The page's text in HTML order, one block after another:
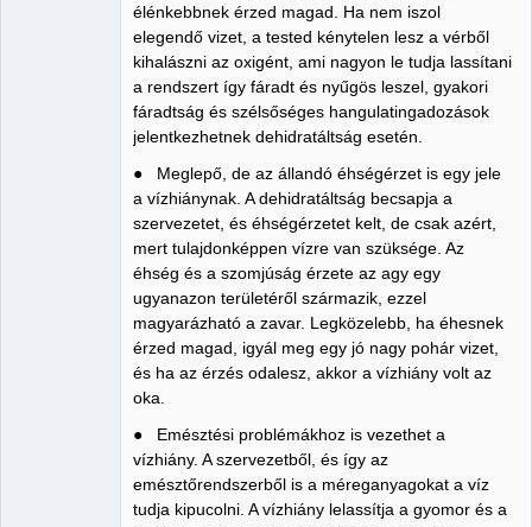
élénkebbnek érzed magad. Ha nem iszol
elegendő vizet, a tested kénytelen lesz a vérből
kihalászni az oxigént, ami nagyon le tudja lassítani
a rendszert így fáradt és nyűgös leszel, gyakori
fáradtság és szélsőséges hangulatingadozások
jelentkezhetnek dehidratáltság esetén.
● Meglepő, de az állandó éhségérzet is egy jele
a vízhiánynak. A dehidratáltság becsapja a
szervezetet, és éhségérzetet kelt, de csak azért,
mert tulajdonképpen vízre van szüksége. Az
éhség és a szomjúság érzete az agy egy
ugyanazon területéről származik, ezzel
magyarázható a zavar. Legközelebb, ha éhesnek
érzed magad, igyál meg egy jó nagy pohár vizet,
és ha az érzés odalesz, akkor a vízhiány volt az
oka.
● Emésztési problémákhoz is vezethet a
vízhiány. A szervezetből, és így az
emésztőrendszerből is a méreganyagokat a víz
tudja kipucolni. A vízhiány lelassítja a gyomor és a